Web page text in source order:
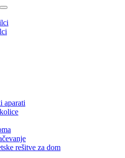
aparati
rešitve za dom